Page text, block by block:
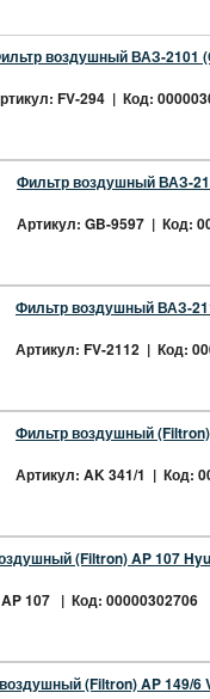
воздушный ВАЗ-2101
FV-294 | Код:
Фильтр воздушный ВАЗ-
Артикул: GB-9597 | Код:
Фильтр воздушный ВАЗ-
Артикул: FV-2112 | Код:
Фильтр воздушный
Артикул: AK 341/1 | Код:
(Filtron) AP 107
107 | Код: 00000302706
(Filtron) AP 149/6